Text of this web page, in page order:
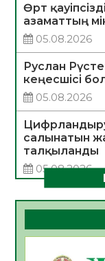
Өрт
азаматтың
05.08.2026
Руслан
кеңесшісі
05.08.2026
салынатын
талқыланды
05.08.2026
05.08.2026